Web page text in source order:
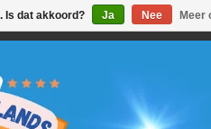
ALLE MERKEN SOUVENIRS
Is dat akkoord? Ja Nee Meer